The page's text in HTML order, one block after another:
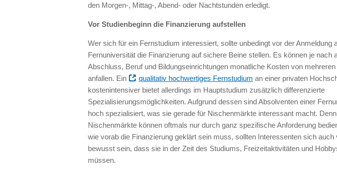
den Morgen-, Mittag-, Abend- oder Nachtstunden erledigt.
Vor Studienbeginn die Finanzierung aufstellen
Wer sich für ein Fernstudium interessiert, sollte unbedingt vor der Anmeldung
Fernuniversität die Finanzierung auf sichere Beine stellen. Es können je nach
Abschluss, Beruf und Bildungseinrichtungen monatliche Kosten von
anfallen. Ein
qualitativ hochwertiges Fernstudium an einer privaten
kostenintensiver bietet allerdings im Hauptstudium zusätzlich differenzierte
Spezialisierungsmöglichkeiten. Aufgrund dessen sind Absolventen einer
hoch spezialisiert, was sie gerade für Nischenmärkte interessant macht.
Nischenmärkte können oftmals nur durch ganz spezifische Anforderung
wie vorab die Finanzierung geklärt sein muss, sollten Interessenten sich auch
bewusst sein, dass sie in der Zeit des Studiums, Freizeitaktivitäten und
müssen.